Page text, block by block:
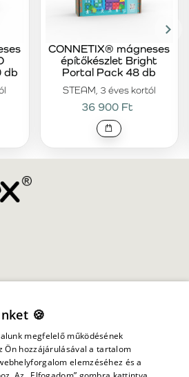
db
STEAM, 3 éves kortól
CONNETIX® mágneses
építőkészlet Bright
Portal Pack 48 db
36 900 Ft
🍪
megfelelő működésének
Ön hozzájárulásával a tartalom
elemzéséhez és a